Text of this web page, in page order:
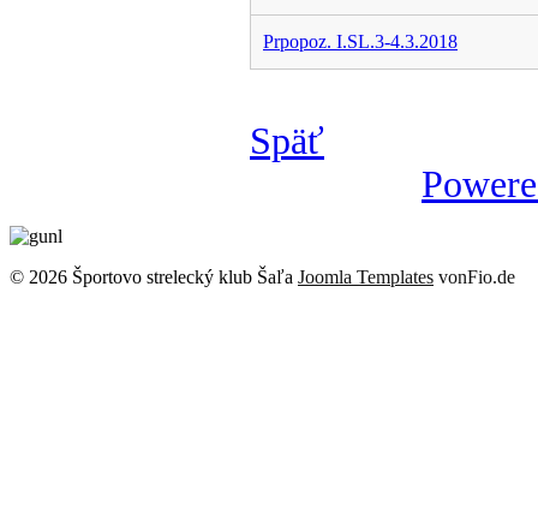
Prpopoz. I.SL.3-4.3.2018
Späť
© 2026 Športovo strelecký klub Šaľa Joomla Templates vonFio.de